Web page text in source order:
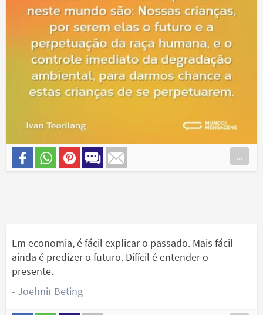
...
Em economia, é fácil explicar o passado. Mais fácil
ainda é predizer o futuro. Difícil é entender o
presente.
- Joelmir Beting